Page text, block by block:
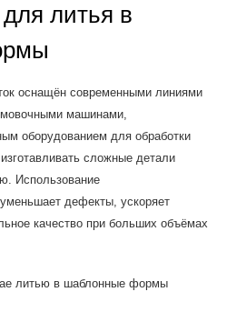
литья в
оснащён современными линиями
машинами,
оборудованием для обработки
сложные детали
Использование
дефекты, ускоряет
качество при больших объёмах